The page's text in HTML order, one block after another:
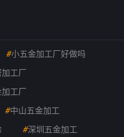
#小五金加工厂好做吗
工厂
工厂
#中山五金加工
#深圳五金加工